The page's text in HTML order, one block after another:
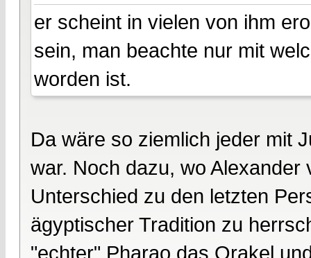
er scheint in vielen von ihm
sein, man beachte nur mit
worden ist.
Da wäre so ziemlich jeder mit
war. Noch dazu, wo
Unterschied zu den letzten
ägyptischer Tradition zu
"echter" Pharao das Orakel